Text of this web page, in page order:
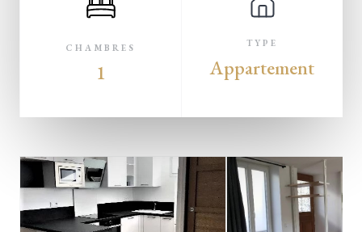
CHAMBRES
1
TYPE
Appartement